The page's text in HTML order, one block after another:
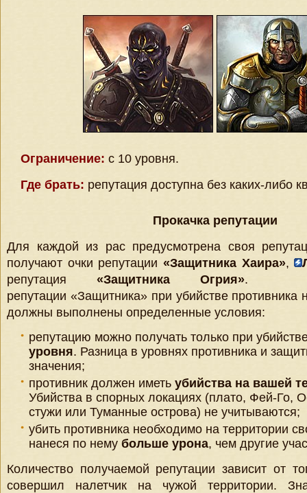
Ограничение: с 10 уровня.
Где брать: репутация доступна без каких-либо
Прокачка репутации
Для каждой из рас предусмотрена своя
получают очки репутации «Защитника Хаира»,
репутация«Защитника Огрия». Для
репутации «Защитника» при убийстве противника
должны выполнены определенные условия:
репутацию можно получать только при
уровня. Разница в уровнях противника и
значения;
противник должен иметь убийства на вашей
Убийства в спорных локациях (плато, Фей-Го,
стужи или Туманные острова) не учитываются;
убить противника необходимо на территории
нанеся по нему больше урона, чем другие
Количество получаемой репутации зависит от
совершил налетчик на чужой территории.